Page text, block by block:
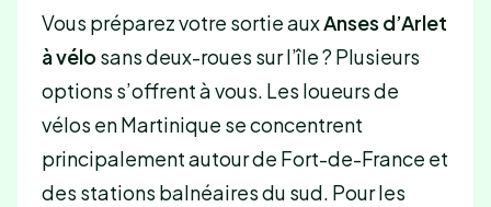
Vous préparez votre sortie auxAnses d’Arlet
à vélo sans deux-roues sur l’île ? Plusieurs
options s’offrent à vous. Les loueurs de
vélos en Martinique se concentrent
principalement autour de Fort-de-France et
des stations balnéaires du sud. Pour les